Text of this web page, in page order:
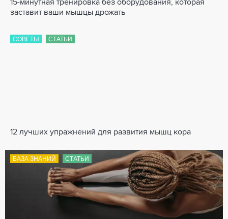
15-минутная тренировка без оборудования, которая
заставит ваши мышцы дрожать
СОВЕТЫ СТАТЬИ
12 лучших упражнений для развития мышц кора
БАЗА ЗНАНИЙ СТАТЬИ